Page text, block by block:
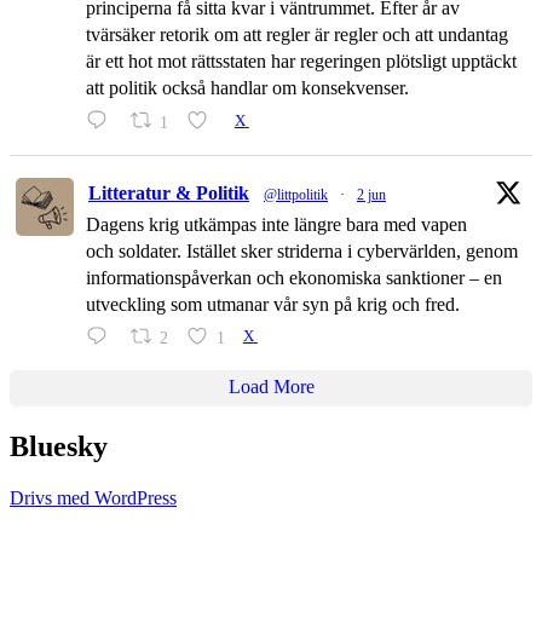
principerna få sitta kvar i väntrummet. Efter år av
tvärsäker retorik om att regler är regler och att undantag
är ett hot mot rättsstaten har regeringen plötsligt upptäckt
att politik också handlar om konsekvenser.
1 X
Litteratur & Politik @littpolitik · 2 jun
Dagens krig utkämpas inte längre bara med vapen
och soldater. Istället sker striderna i cybervärlden, genom
informationspåverkan och ekonomiska sanktioner – en
utveckling som utmanar vår syn på krig och fred.
2 1 X
Load More
Bluesky
Drivs med WordPress